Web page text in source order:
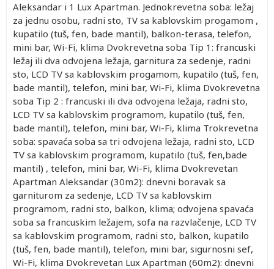
Aleksandar i 1 Lux Apartman. Jednokrevetna soba: ležaj
za jednu osobu, radni sto, TV sa kablovskim progamom ,
kupatilo (tuš, fen, bade mantil), balkon-terasa, telefon,
mini bar, Wi-Fi, klima Dvokrevetna soba Tip 1: francuski
ležaj ili dva odvojena ležaja, garnitura za sedenje, radni
sto, LCD TV sa kablovskim progamom, kupatilo (tuš, fen,
bade mantil), telefon, mini bar, Wi-Fi, klima Dvokrevetna
soba Tip 2 : francuski ili dva odvojena ležaja, radni sto,
LCD TV sa kablovskim programom, kupatilo (tuš, fen,
bade mantil), telefon, mini bar, Wi-Fi, klima Trokrevetna
soba: spavaća soba sa tri odvojena ležaja, radni sto, LCD
TV sa kablovskim programom, kupatilo (tuš, fen,bade
mantil) , telefon, mini bar, Wi-Fi, klima Dvokrevetan
Apartman Aleksandar (30m2): dnevni boravak sa
garniturom za sedenje, LCD TV sa kablovskim
programom, radni sto, balkon, klima; odvojena spavaća
soba sa francuskim ležajem, sofa na razvlačenje, LCD TV
sa kablovskim programom, radni sto, balkon, kupatilo
(tuš, fen, bade mantil), telefon, mini bar, sigurnosni sef,
Wi-Fi, klima Dvokrevetan Lux Apartman (60m2): dnevni